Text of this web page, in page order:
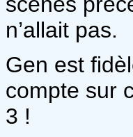
n’allait pas.
Gen est
compte sur
3 !